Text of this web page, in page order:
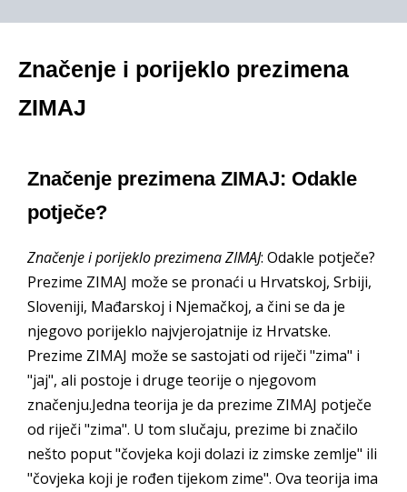
Značenje i porijeklo prezimena
ZIMAJ
Značenje prezimena ZIMAJ: Odakle
potječe?
Značenje i porijeklo prezimena ZIMAJ: Odakle potječe?
Prezime ZIMAJ može se pronaći u Hrvatskoj, Srbiji,
Sloveniji, Mađarskoj i Njemačkoj, a čini se da je
njegovo porijeklo najvjerojatnije iz Hrvatske.
Prezime ZIMAJ može se sastojati od riječi "zima" i
"jaj", ali postoje i druge teorije o njegovom
značenju.Jedna teorija je da prezime ZIMAJ potječe
od riječi "zima". U tom slučaju, prezime bi značilo
nešto poput "čovjeka koji dolazi iz zimske zemlje" ili
"čovjeka koji je rođen tijekom zime". Ova teorija ima